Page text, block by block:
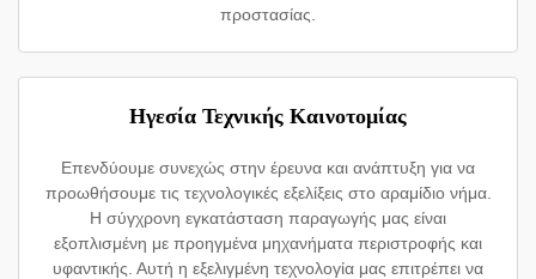
προστασίας.
Ηγεσία Τεχνικής Καινοτομίας
Επενδύουμε συνεχώς στην έρευνα και ανάπτυξη για να
προωθήσουμε τις τεχνολογικές εξελίξεις στο αραμίδιο νήμα.
Η σύγχρονη εγκατάσταση παραγωγής μας είναι
εξοπλισμένη με προηγμένα μηχανήματα περιστροφής και
υφαντικής. Αυτή η εξελιγμένη τεχνολογία μας επιτρέπει να